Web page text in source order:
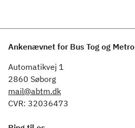
Ankenævnet for Bus Tog og Metro
Automatikvej 1
2860 Søborg
mail@abtm.dk
CVR: 32036473